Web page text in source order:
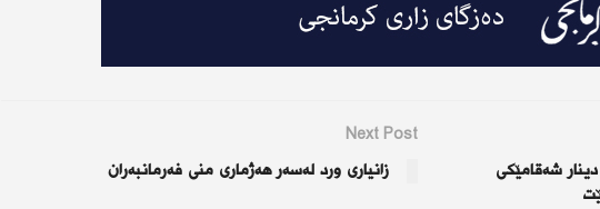
لە 578 ملیۆن دینار شەقامێكی
Next Post
زانیاری ورد لەسەر هەژماری منی فەرمانبەران